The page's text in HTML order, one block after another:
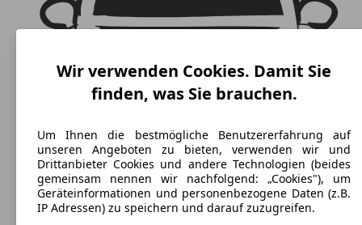
Wir verwenden Cookies. Damit Sie
finden, was Sie brauchen.
Um Ihnen die bestmögliche Benutzererfahrung auf
unseren Angeboten zu bieten, verwenden wir und
Drittanbieter Cookies und andere Technologien (beides
gemeinsam nennen wir nachfolgend: „Cookies"), um
Geräteinformationen und personenbezogene Daten (z.B.
IP Adressen) zu speichern und darauf zuzugreifen.